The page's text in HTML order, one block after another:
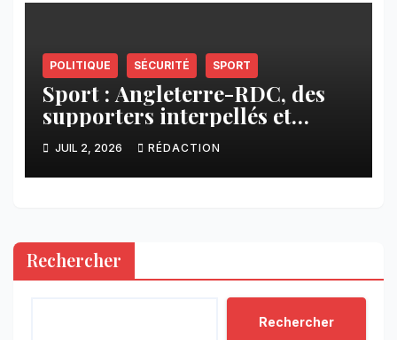
POLITIQUE SÉCURITÉ SPORT
Sport : Angleterre-RDC, des
supporters interpellés et
d’autres conduits vers des
lieux inconnus à Goma
JUIL 2, 2026 RÉDACTION
Rechercher
Rechercher